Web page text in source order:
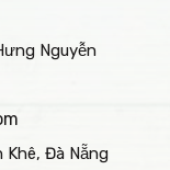
Nguyễn
Khê, Đà Nẵng